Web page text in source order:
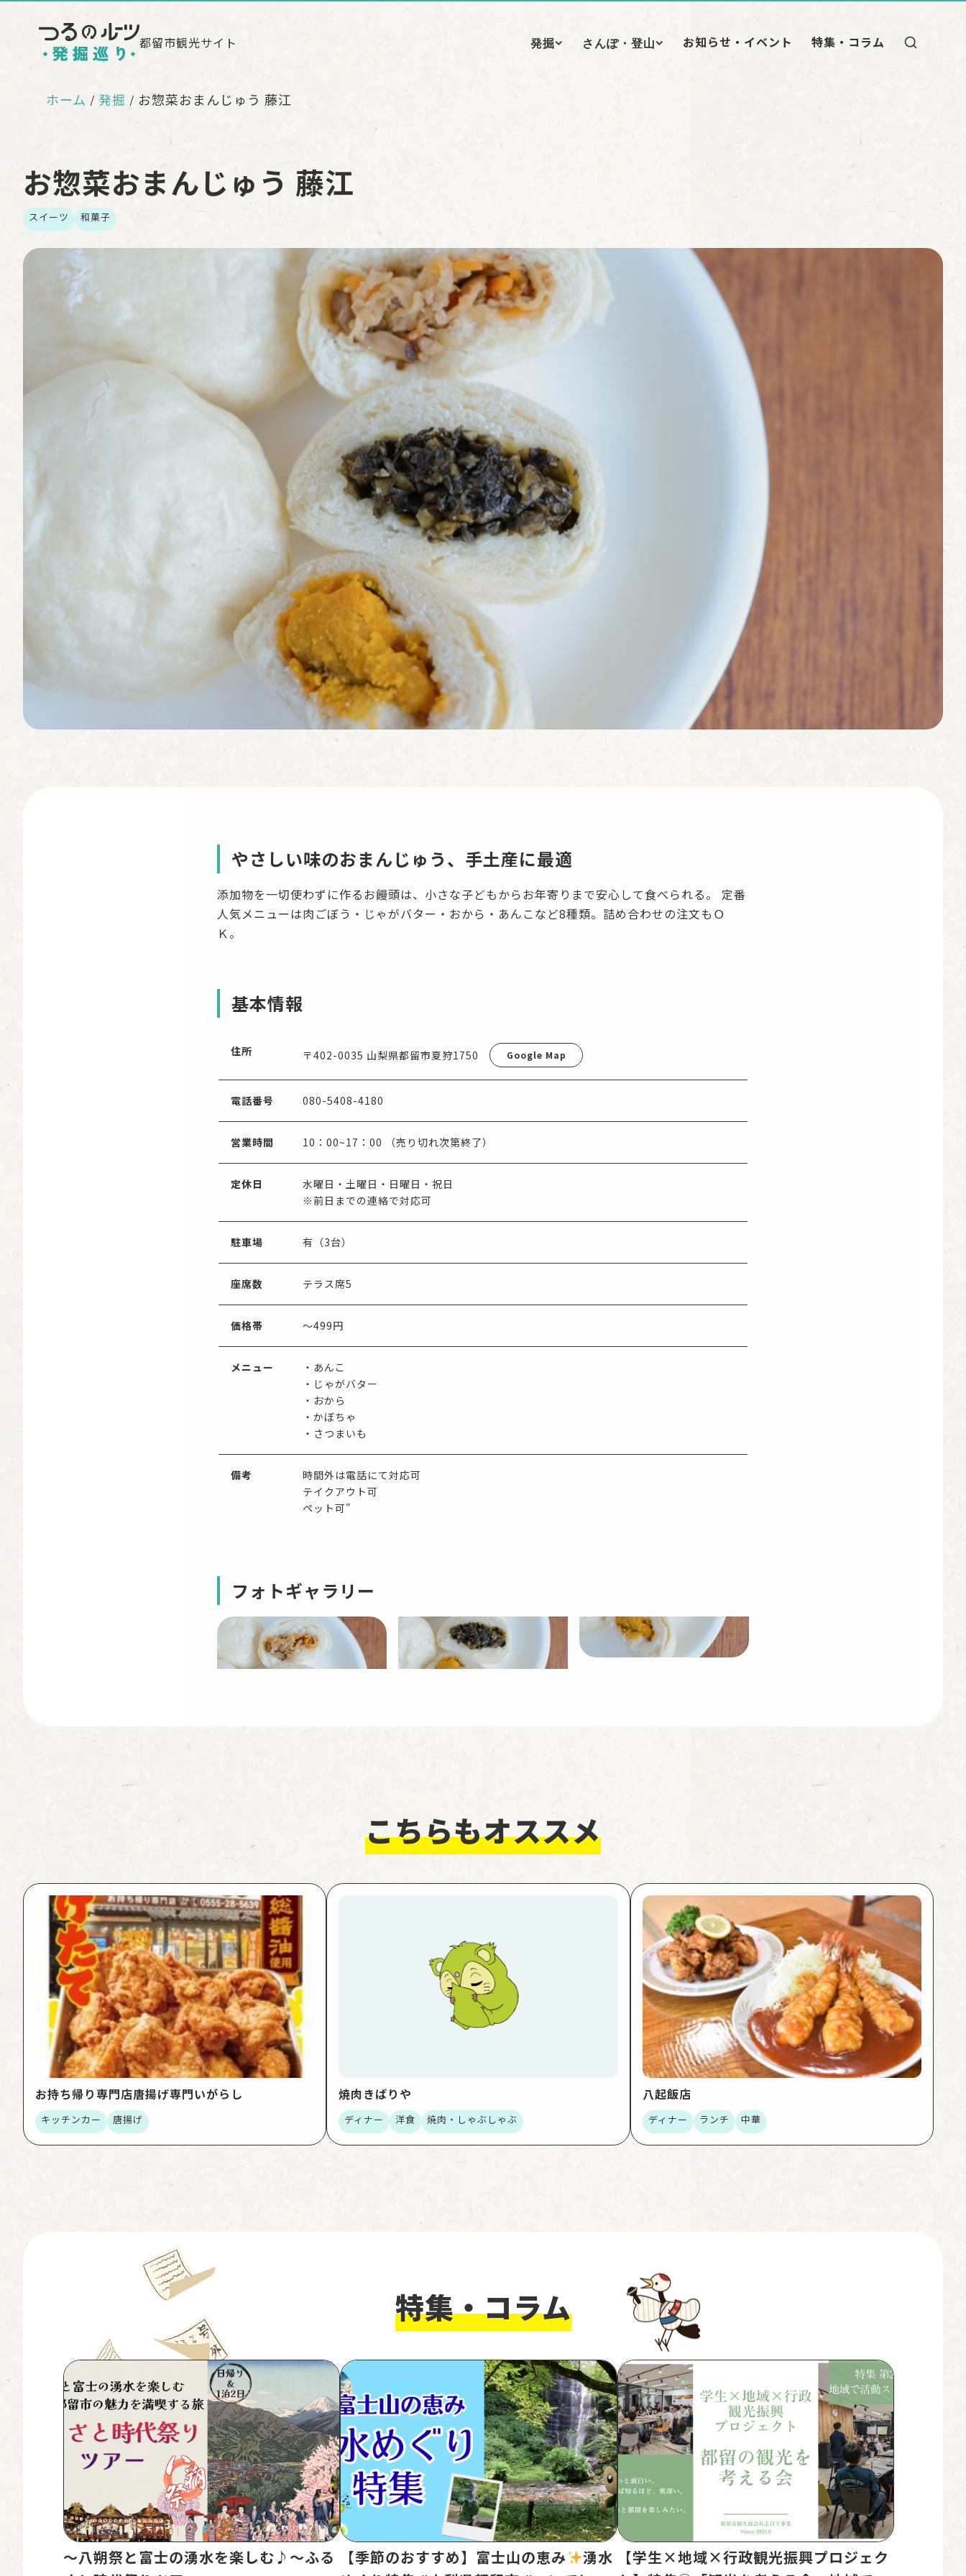
都留市観光サイト 発掘 さんぽ・登山 お知らせ・イベント 特集・コラム
ホーム 発掘 お惣菜おまんじゅう 藤江
お惣菜おまんじゅう 藤江
スイーツ 和菓子
やさしい味のおまんじゅう、手土産に最適
添加物を一切使わずに作るお饅頭は、小さな子どもからお年寄りまで安心して食べられる。 定番
人気メニューは肉ごぼう・じゃがバター・おから・あんこなど8種類。詰め合わせの注文もＯ
Ｋ。
基本情報
住所 〒402-0035 山梨県都留市夏狩1750 Google Map
電話番号 080-5408-4180
営業時間 10：00~17：00 （売り切れ次第終了）
定休日
水曜日・土曜日・日曜日・祝日
※前日までの連絡で対応可
駐車場 有（3台）
座席数 テラス席5
価格帯 〜499円
メニュー
・あんこ
・じゃがバター
・おから
・かぼちゃ
・さつまいも
備考
時間外は電話にて対応可
テイクアウト可
ペット可"
フォトギャラリー
こちらもオススメ
お持ち帰り専門店唐揚げ専門いがらし
キッチンカー 唐揚げ
焼肉きばりや
ディナー 洋食 焼肉・しゃぶしゃぶ
八起飯店
ディナー ランチ 中華
特集・コラム
〜八朔祭と富士の湧水を楽しむ♪〜ふる
【季節のおすすめ】富士山の恵み
湧水
【学生×地域×行政観光振興プロジェク